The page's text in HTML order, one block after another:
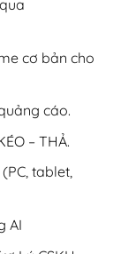
cơ bản cho
cáo.
– THẢ.
tablet,
AI